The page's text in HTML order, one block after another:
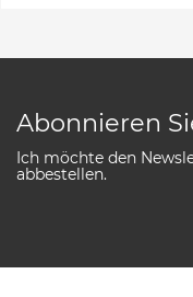
Abonnieren
Ich möchte den
abbestellen.